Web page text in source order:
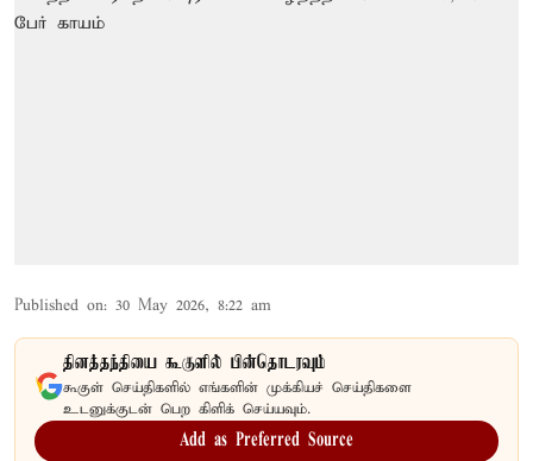
Published on: 30 May 2026, 8:22 am
தினத்தந்தியை கூகுளில் பின்தொடரவும்
கூகுள் செய்திகளில் எங்களின் முக்கியச் செய்திகளை
உடனுக்குடன் பெற கிளிக் செய்யவும்.
Add as Preferred Source